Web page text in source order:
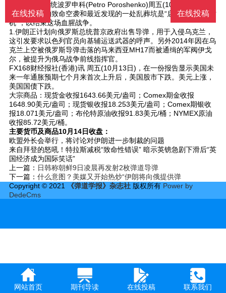
5.乌克兰前总统波罗申科(Petro Poroshenko)周五(10月14日)表
示，俄罗斯的致命空袭和最近发现的一处乱葬坑是“启动谈判的好时
机”，以结束这场血腥战争。
1.伊朗正计划向俄罗斯总统普京政府出售导弹，用于入侵乌克兰，
这引发要求以色列官员向基辅运送武器的呼声。另外2014年因在乌
克兰上空被俄罗斯导弹击落的马来西亚MH17而被通缉的军阀伊戈
尔，被提升为俄乌战争前线指挥官。
FX168财经报社(香港)讯 周五(10月13日)，在一份报告显示美国未
来一年通胀预期七个月来首次上升后，美国股市下跌。美元上涨，
美国国债下跌。
大宗商品：现货金收报1643.66美元/盎司；Comex期金收报
1648.90美元/盎司；现货银收报18.253美元/盎司；Comex期银收
报18.071美元/盎司；布伦特原油收报91.83美元/桶；NYMEX原油
收报85.72美元/桶。
主要货币及商品10月14日收盘：
欧盟外长会举行，将讨论对伊朗进一步制裁的问题
来自拜登的怒吼！特拉斯减税“致命性错误” 暗示英镑急剧下滑后“英
国经济成为国际笑话”
上一篇： 日韩称朝鲜9日凌晨再发射2枚弹道导弹
下一篇： 什么意图？美媒又开始热炒“伊朗将向俄提供弹
Copyright © 2021
《弹道学报》杂志社版权所有 Power by
DedeCms
网站首页 期刊导读 在线投稿 联系我们
在线投稿
在线投稿